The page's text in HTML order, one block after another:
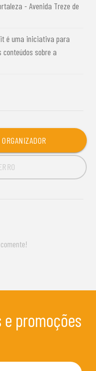
- Avenida Treze de
é uma iniciativa para
sobre a
e promoções